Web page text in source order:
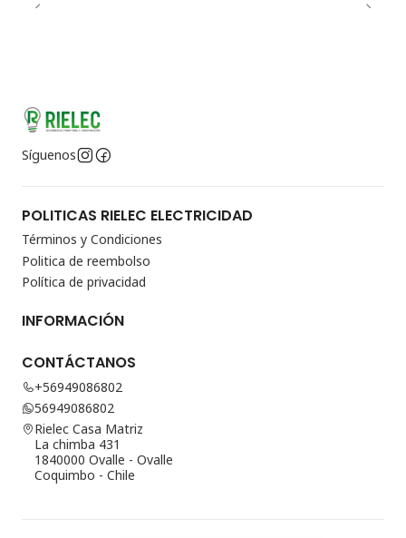
Síguenos
POLITICAS RIELEC ELECTRICIDAD
Términos y Condiciones
Politica de reembolso
Política de privacidad
INFORMACIÓN
CONTÁCTANOS
+56949086802
56949086802
Rielec Casa Matriz
La chimba 431
1840000 Ovalle - Ovalle
Coquimbo - Chile